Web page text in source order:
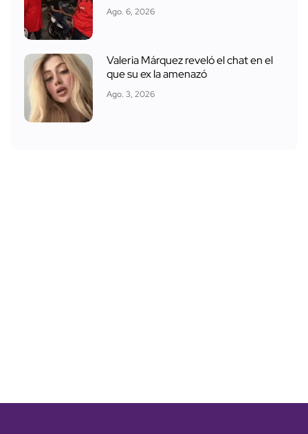
Ago. 6, 2026
Valeria Márquez reveló el chat en el
que su ex la amenazó
Ago. 3, 2026